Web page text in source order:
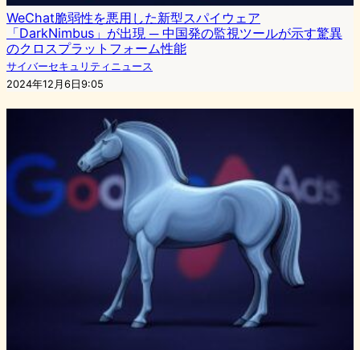
WeChat脆弱性を悪用した新型スパイウェア
「DarkNimbus」が出現 ─ 中国発の監視ツールが示す驚異
のクロスプラットフォーム性能
サイバーセキュリティニュース
2024年12月6日9:05